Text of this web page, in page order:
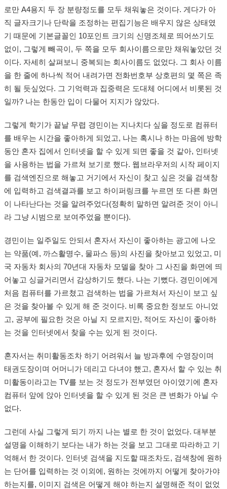
로만 A4용지 두 장 분량정도를 모두 채워놓은 것이다. 게다가 아
직 글자크기나 단락을 조정하는 편집기능은 배우지 않은 상태였
기 때문에 기본글꼴인 10포인트 크기의 신명조체로 띄어쓰기도
없이, 그렇게 빼곡이, 두 쪽을 모두 회사이름으로만 채워놓았던 것
이다. 자세히 살펴보니 중복되는 회사이름도 없었다. 그 회사 이름
을 한 줄에 하나씩 적어 내려가면 전화번호부 상호편의 몇 쪽은 족
히 될 듯싶었다. 그 기억력과 집중력은 도대체 어디에서 비롯된 것
일까? 나는 한동안 입이 다물어 지지가 않았다.
그렇게 학기가 끝날 무렵 경민이는 지나치다 싶을 정도로 컴퓨터
를 배우는 시간을 좋아하게 되었고, 나는 혹시나 하는 마음에 방학
동안 혼자 집에서 인터넷을 할 수 있게 되면 좋을 것 같아, 인터넷
을 사용하는 법을 가르쳐 보기로 했다. 웹브라우저의 시작 페이지
를 검색엔진으로 해놓고 거기에서 자신이 찾고 싶은 것을 검색창
에 입력하고 검색결과를 보고 하이퍼링크를 누르면 또 다른 화면
이 나타난다는 것을 알려주었다(정확히 말하면 알려준 것이 아니
라 그냥 시범으로 보여주었을 뿐이다).
경민이는 일주일도 안되서 혼자서 자신이 좋아하는 광고에 나오
는 약품(예, 까스활명수, 물파스 등)의 사진을 찾아보고 있었고, 미
국 자동차 회사의 70년대 자동차 모델을 찾아 그 사진을 화면에 띄
어놓고 싱글거리면서 감상하기도 했다. 나는 기뻤다. 경민이에게
처음 컴퓨터를 가르쳤고 검색하는 법을 가르쳐서 자신이 보고 싶
은 것을 찾아볼 수 있게 해 준 것이다. 비록 중요한 정보도 아니었
고, 공부에 필요한 것은 아닐 지 모르지만, 적어도 자신이 좋아하
는 것을 인터넷에서 찾을 수는 있게 된 것이다.
혼자서는 취미활동조차 하기 어려워서 늘 방과후에 수영장이며
태권도장이며 어머니가 데리고 다녀야 했고, 혼자서 할 수 있는 취
미활동이라고는 TV를 보는 것 정도가 전부였던 아이였기에 혼자
컴퓨터 앞에 앉아 인터넷을 할 수 있게 된 것은 큰 변화가 아닐 수
없다.
그런데 사실 그렇게 되기 까지 나는 별로 한 것이 없었다. 대부분
설명을 이해하기 보다는 내가 하는 것을 보고 그대로 따라하고 기
억해서 한 것이다. 인터넷 검색을 지도할 때조차도, 검색창에 원하
는 단어를 입력하는 것 이외에, 원하는 것에까지 어떻게 찾아가야
하는지를, 이미지 검색은 어떻게 해야 하는지 설명해준 적이 없었